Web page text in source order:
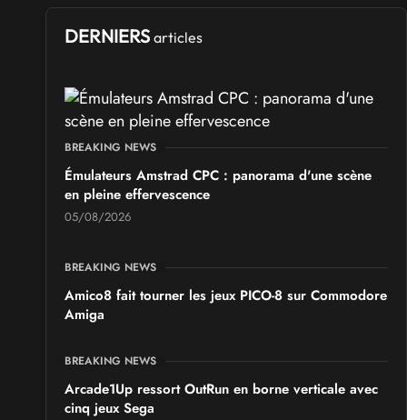
DERNIERS articles
BREAKING NEWS
Émulateurs Amstrad CPC : panorama d'une scène
en pleine effervescence
05/08/2026
BREAKING NEWS
Amico8 fait tourner les jeux PICO-8 sur Commodore
Amiga
BREAKING NEWS
Arcade1Up ressort OutRun en borne verticale avec
cinq jeux Sega